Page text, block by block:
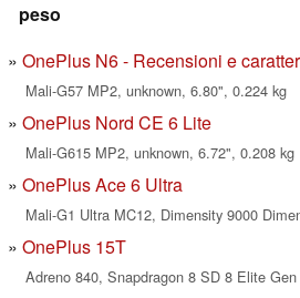
peso
OnePlus N6 - Recensioni e
Mali-G57 MP2, unknown, 6.80", 0.224 kg
OnePlus Nord CE 6 Lite
Mali-G615 MP2, unknown, 6.72", 0.208 kg
OnePlus Ace 6 Ultra
Mali-G1 Ultra MC12, Dimensity 9000
OnePlus 15T
Adreno 840, Snapdragon 8 SD 8 Elite